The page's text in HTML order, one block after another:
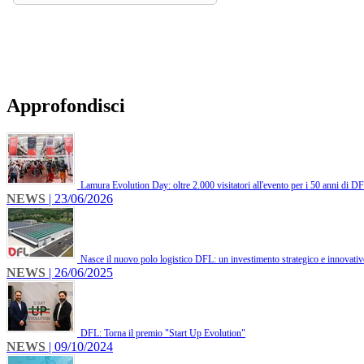
Approfondisci
Lamura Evolution Day: oltre 2.000 visitatori all'evento per i 50 anni di
NEWS | 23/06/2026
Nasce il nuovo polo logistico DFL: un investimento strategico e
NEWS | 26/06/2025
DFL: Torna il premio "Start Up Evolution"
NEWS | 09/10/2024